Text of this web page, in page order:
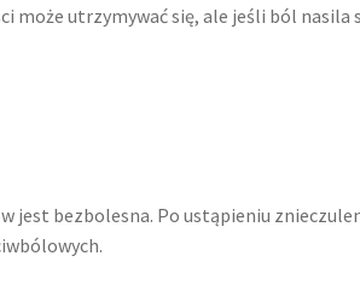
może utrzymywać się, ale jeśli ból nasila
jest bezbolesna. Po ustąpieniu